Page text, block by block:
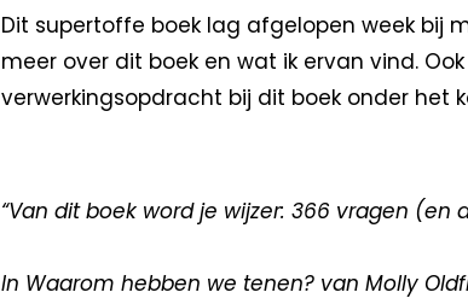
Dit supertoffe boek lag afgelopen week bij
meer over dit boek en wat ik ervan vind.
verwerkingsopdracht bij dit boek onder het
“Van dit boek word je wijzer: 366 vragen
In Waarom hebben we tenen? van Molly